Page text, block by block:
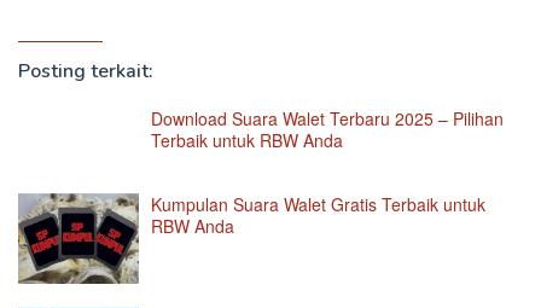
Posting terkait:
Download Suara Walet Terbaru 2025 – Pilihan
Terbaik untuk RBW Anda
Kumpulan Suara Walet Gratis Terbaik untuk
RBW Anda